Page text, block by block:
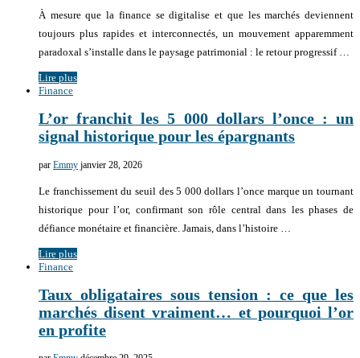
À mesure que la finance se digitalise et que les marchés deviennent
toujours plus rapides et interconnectés, un mouvement apparemment
paradoxal s’installe dans le paysage patrimonial : le retour progressif …
Lire plus
Finance
L’or franchit les 5 000 dollars l’once : un
signal historique pour les épargnants
par Emmy janvier 28, 2026
Le franchissement du seuil des 5 000 dollars l’once marque un tournant
historique pour l’or, confirmant son rôle central dans les phases de
défiance monétaire et financière. Jamais, dans l’histoire …
Lire plus
Finance
Taux obligataires sous tension : ce que les
marchés disent vraiment… et pourquoi l’or
en profite